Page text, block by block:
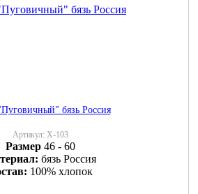
бязь Россия
Артикул: Х-103
Размер 46 - 60
бязь Россия
100% хлопок